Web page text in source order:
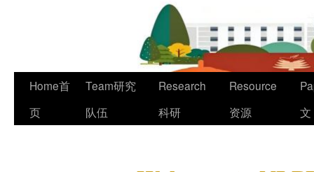
Home首
页
Team研究
队伍
Research
科研
Resource
资源
文